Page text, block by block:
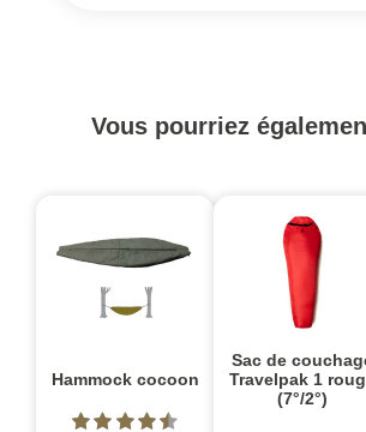
Vous pourriez
Hammock cocoon
Sac de
Travelpak 1
(7°/2°)